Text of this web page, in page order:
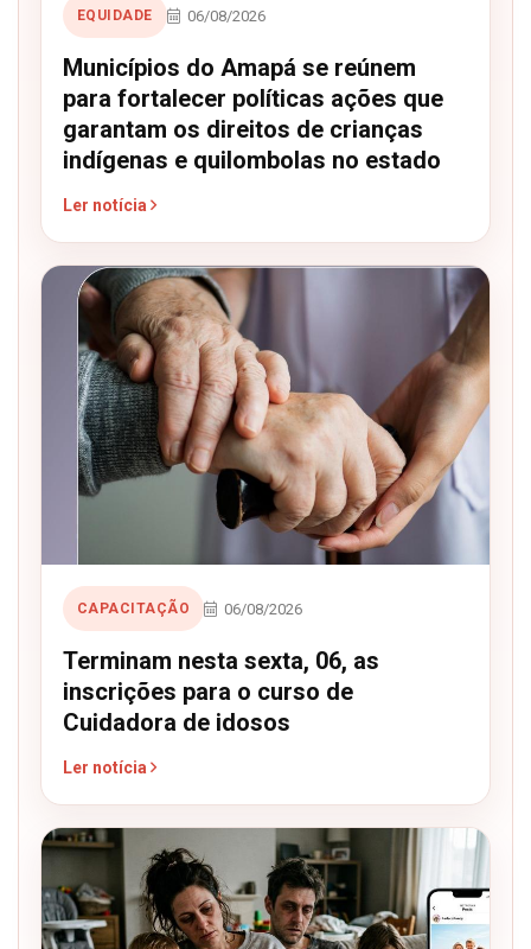
EQUIDADE 06/08/2026
Municípios do Amapá se reúnem
para fortalecer políticas ações que
garantam os direitos de crianças
indígenas e quilombolas no estado
Ler notícia
CAPACITAÇÃO 06/08/2026
Terminam nesta sexta, 06, as
inscrições para o curso de
Cuidadora de idosos
Ler notícia